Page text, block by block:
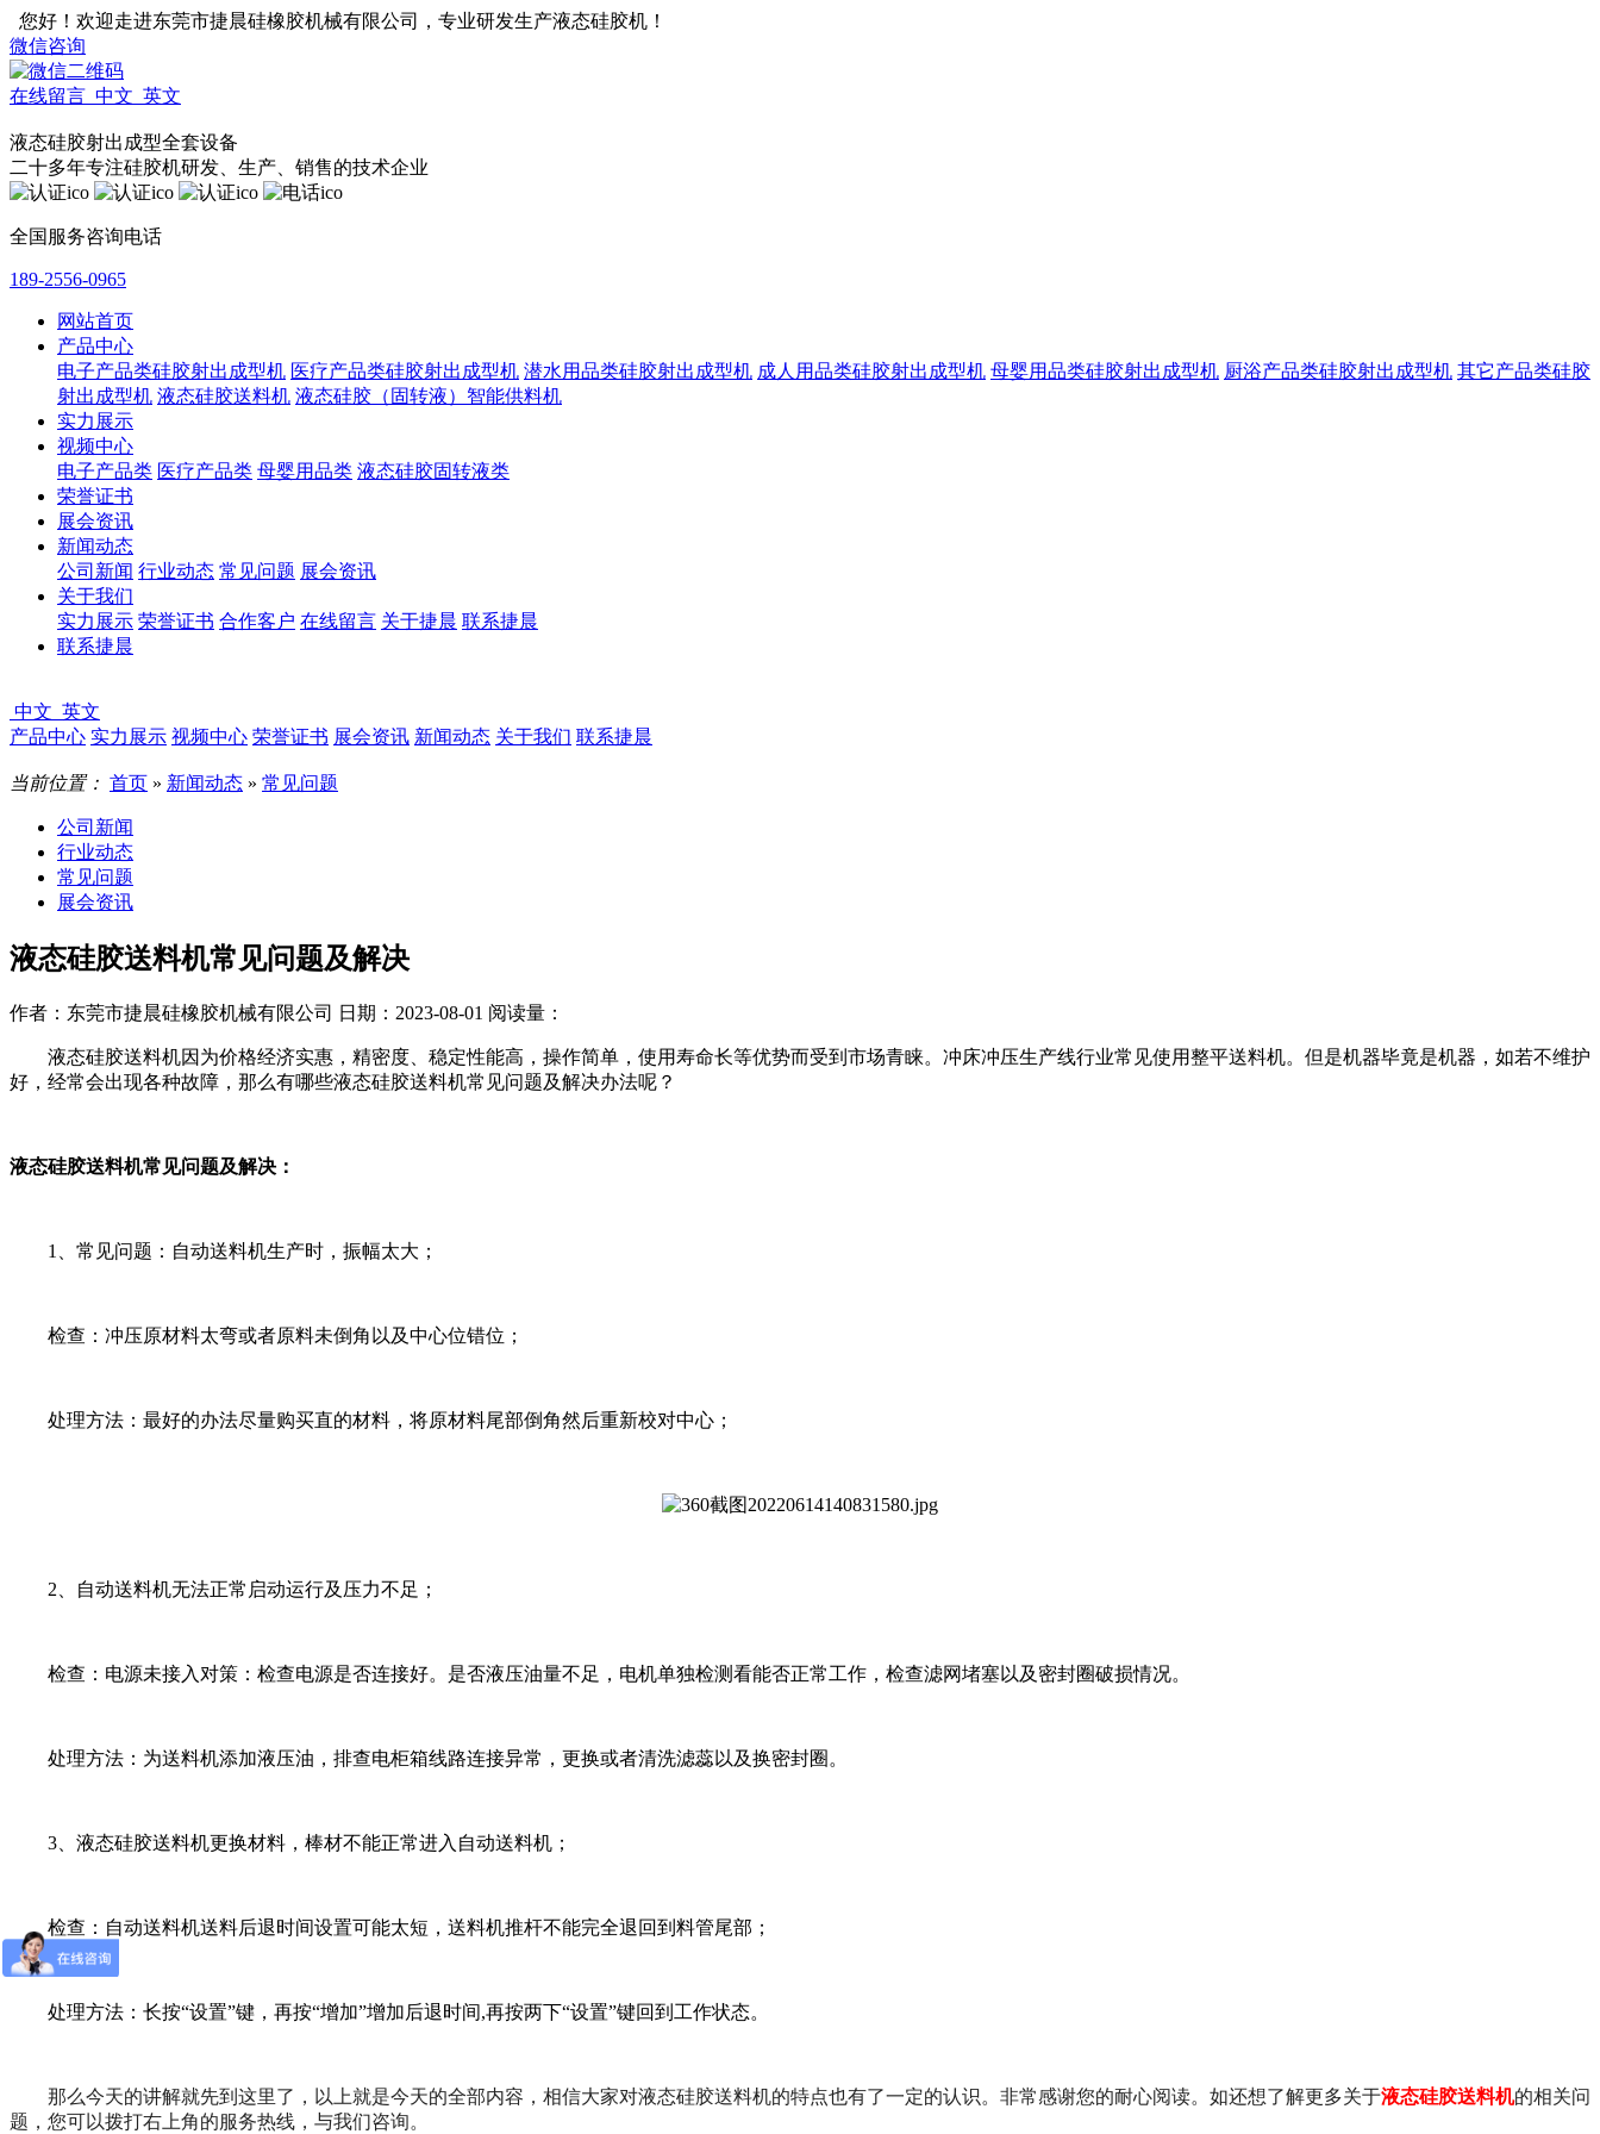
您好！欢迎走进东莞市捷晨硅橡胶机械有限公司，专业研发生产液态硅胶机！
微信咨询
在线留言 中文 英文
液态硅胶射出成型全套设备
二十多年专注硅胶机研发、生产、销售的技术企业
全国服务咨询电话
189-2556-0965
网站首页
产品中心
电子产品类硅胶射出成型机 医疗产品类硅胶射出成型机 潜水用品类硅胶射出成型机 成人用品类硅胶射出成型机 母婴用品类硅胶射出成型机 厨浴产品类硅胶射出成型机 其它产品类硅胶
射出成型机 液态硅胶送料机 液态硅胶（固转液）智能供料机
实力展示
视频中心
电子产品类 医疗产品类 母婴用品类 液态硅胶固转液类
荣誉证书
展会资讯
新闻动态
公司新闻 行业动态 常见问题 展会资讯
关于我们
实力展示 荣誉证书 合作客户 在线留言 关于捷晨 联系捷晨
联系捷晨
中文 英文
产品中心 实力展示 视频中心 荣誉证书 展会资讯 新闻动态 关于我们 联系捷晨
当前位置： 首页 » 新闻动态 » 常见问题
公司新闻
行业动态
常见问题
展会资讯
液态硅胶送料机常见问题及解决
作者：东莞市捷晨硅橡胶机械有限公司 日期：2023-08-01 阅读量：
液态硅胶送料机因为价格经济实惠，精密度、稳定性能高，操作简单，使用寿命长等优势而受到市场青睐。冲床冲压生产线行业常见使用整平送料机。但是机器毕竟是机器，如若不维护
好，经常会出现各种故障，那么有哪些液态硅胶送料机常见问题及解决办法呢？
液态硅胶送料机常见问题及解决：
1、常见问题：自动送料机生产时，振幅太大；
检查：冲压原材料太弯或者原料未倒角以及中心位错位；
处理方法：最好的办法尽量购买直的材料，将原材料尾部倒角然后重新校对中心；
2、自动送料机无法正常启动运行及压力不足；
检查：电源未接入对策：检查电源是否连接好。是否液压油量不足，电机单独检测看能否正常工作，检查滤网堵塞以及密封圈破损情况。
处理方法：为送料机添加液压油，排查电柜箱线路连接异常，更换或者清洗滤蕊以及换密封圈。
3、液态硅胶送料机更换材料，棒材不能正常进入自动送料机；
检查：自动送料机送料后退时间设置可能太短，送料机推杆不能完全退回到料管尾部；
处理方法：长按“设置”键，再按“增加”增加后退时间,再按两下“设置”键回到工作状态。
那么今天的讲解就先到这里了，以上就是今天的全部内容，相信大家对液态硅胶送料机的特点也有了一定的认识。非常感谢您的耐心阅读。如还想了解更多关于液态硅胶送料机的相关问
题，您可以拨打右上角的服务热线，与我们咨询。